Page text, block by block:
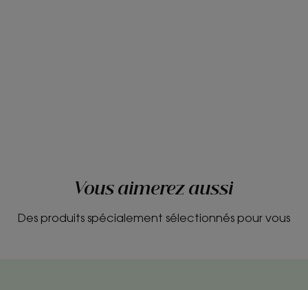
Vous aimerez aussi
Des produits spécialement sélectionnés pour vous